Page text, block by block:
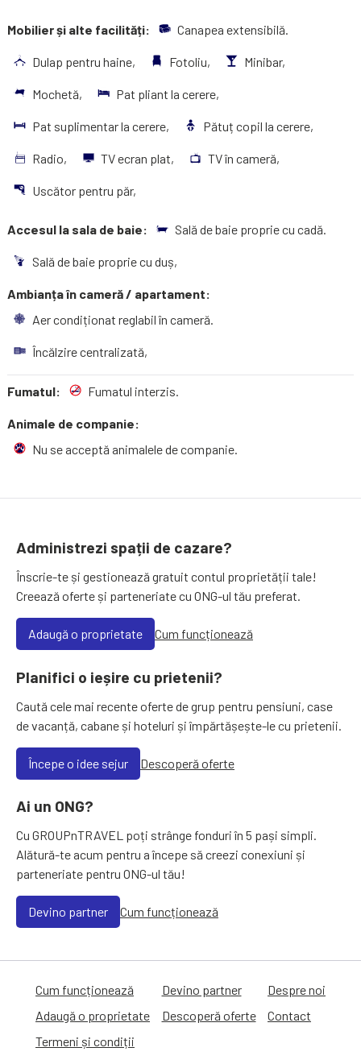
Mobilier și alte facilități: Canapea extensibilă.
Dulap pentru haine, Fotoliu, Minibar,
Mochetă, Pat pliant la cerere,
Pat suplimentar la cerere, Pătuț copil la cerere,
Radio, TV ecran plat, TV în cameră,
Uscător pentru păr,
Accesul la sala de baie: Sală de baie proprie cu cadă.
Sală de baie proprie cu duș,
Ambianța în cameră / apartament:
Aer condiționat reglabil în cameră.
Încălzire centralizată,
Fumatul: Fumatul interzis.
Animale de companie:
Nu se acceptă animalele de companie.
Administrezi spații de cazare?
Înscrie-te și gestionează gratuit contul proprietății tale!
Creează oferte și parteneriate cu ONG-ul tău preferat.
Adaugă o proprietate Cum funcționează
Planifici o ieșire cu prietenii?
Caută cele mai recente oferte de grup pentru pensiuni, case
de vacanță, cabane și hoteluri și împărtășește-le cu prietenii.
Începe o idee sejur Descoperă oferte
Ai un ONG?
Cu GROUPnTRAVEL poți strânge fonduri în 5 pași simpli.
Alătură-te acum pentru a începe să creezi conexiuni și
parteneriate pentru ONG-ul tău!
Devino partner Cum funcționează
Cum funcționează
Adaugă o proprietate
Devino partner
Descoperă oferte
Despre noi
Contact
Termeni și condiții